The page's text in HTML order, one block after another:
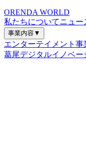
ORENDA WORLD
私たちについてニュー
事業内容▼
エンターテイメント事
葛尾デジタルイノベ